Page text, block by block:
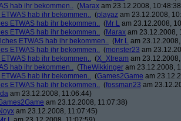
hab ihr bekommen.. (Marax am 23.12.2008,
hab ihr bekommen.. (playaz am 23.12.2008,
ETWAS hab ihr bekommen.. (Mr L am 23.12.2008,
ETWAS hab ihr bekommen.. (Marax am 23.12.2008,
ETWAS hab ihr bekommen.. (Mr L am
ETWAS hab ihr bekommen.. (monster23 am
hab ihr bekommen.. (X_Xtream am
hab ihr bekommen.. (TheWikkinger am 23.12.2008,
hab ihr bekommen.. (Games2Game am
ETWAS hab ihr bekommen.. (fossman23 am
am 23.12.2008, 11:06:44)
am 23.12.2008, 11:07:38)
am 23.12.2008, 11:07:45)